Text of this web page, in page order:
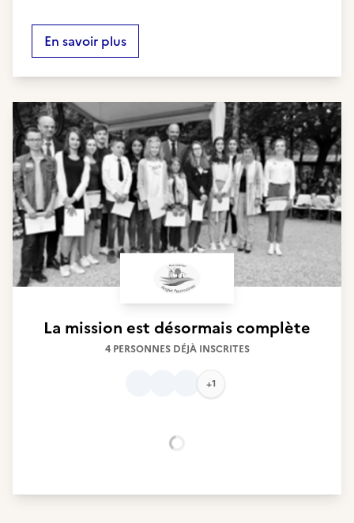
En savoir plus
La mission est désormais complète
4 PERSONNES DÉJÀ INSCRITES
+1